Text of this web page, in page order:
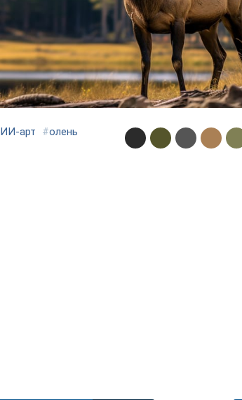
ИИ-арт #олень